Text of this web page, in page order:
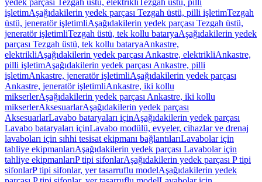
yedek parçası Tezgah üstü, elektrikli Tezgah üstü, pilli
işletimAşağıdakilerin yedek parçası Tezgah üstü, pilli işletimTezgah
üstü, jeneratör işletimliAşağıdakilerin yedek parçası Tezgah üstü,
jeneratör işletimliTezgah üstü, tek kollu bataryaAşağıdakilerin yedek
parçası Tezgah üstü, tek kollu bataryaAnkastre,
elektrikliAşağıdakilerin yedek parçası Ankastre, elektrikliAnkastre,
pilli işletimAşağıdakilerin yedek parçası Ankastre, pilli
işletimAnkastre, jeneratör işletimliAşağıdakilerin yedek parçası
Ankastre, jeneratör işletimliAnkastre, iki kollu
mikserlerAşağıdakilerin yedek parçası Ankastre, iki kollu
mikserlerAksesuarlarAşağıdakilerin yedek parçası
AksesuarlarLavabo bataryaları içinAşağıdakilerin yedek parçası
Lavabo bataryaları içinLavabo modülü, evyeler, cihazlar ve drenaj
lavaboları için sıhhi tesisat ekipmanı bağlantılarıLavabolar için
tahliye ekipmanlarıAşağıdakilerin yedek parçası Lavabolar için
tahliye ekipmanlarıP tipi sifonlarAşağıdakilerin yedek parçası P tipi
sifonlarP tipi sifonlar, yer tasarruflu modelAşağıdakilerin yedek